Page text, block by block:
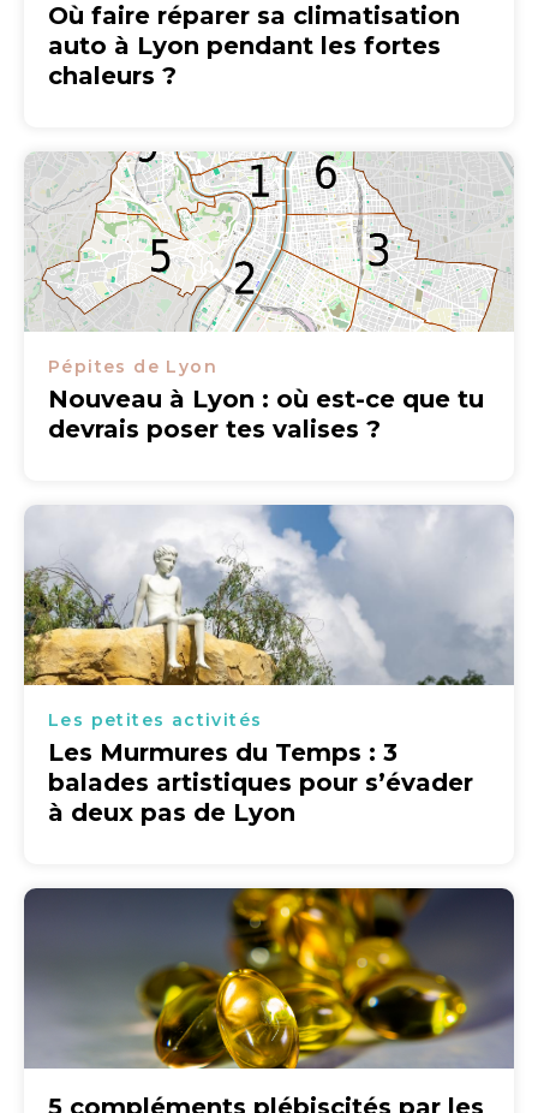
Où faire réparer sa climatisation
auto à Lyon pendant les fortes
chaleurs ?
Pépites de Lyon
Nouveau à Lyon : où est-ce que tu
devrais poser tes valises ?
Les petites activités
Les Murmures du Temps : 3
balades artistiques pour s’évader
à deux pas de Lyon
5 compléments plébiscités par les